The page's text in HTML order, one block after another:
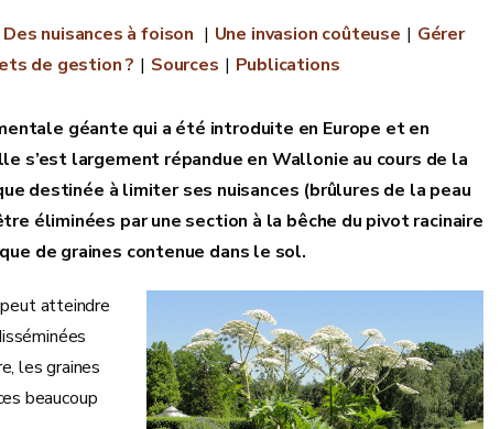
Des nuisances à foison Une invasion coûteuse
Gérer
de gestion ? Sources Publications
géante qui a été introduite en Europe et en
s’est largement répandue en Wallonie au cours de la
destinée à limiter ses nuisances (brûlures de la peau
éliminées par une section à la bêche du pivot racinaire
de graines contenue dans le sol.
atteindre
les graines
beaucoup